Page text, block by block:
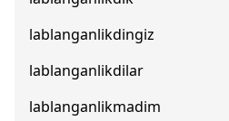
lablanganlikdingiz
lablanganlikdilar
lablanganlikmadim